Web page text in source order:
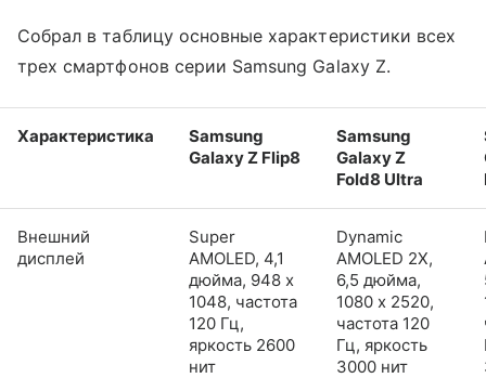
Собрал в таблицу основные характеристики всех
трех смартфонов серии Samsung Galaxy Z.
Характеристика
Samsung
Galaxy Z Flip8
Samsung
Galaxy Z
Fold8 Ultra
Внешний
дисплей
Super
AMOLED, 4,1
дюйма, 948 x
1048, частота
120 Гц,
яркость 2600
нит
Dynamic
AMOLED 2X,
6,5 дюйма,
1080 x 2520,
частота 120
Гц, яркость
3000 нит